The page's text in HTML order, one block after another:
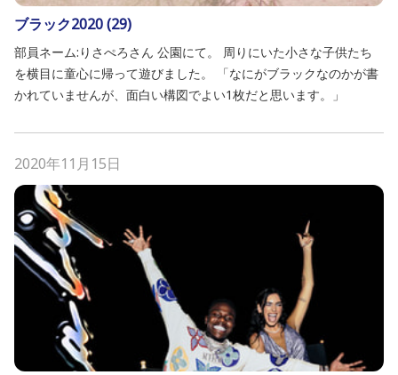
ブラック2020 (29)
部員ネーム:りさぺろさん 公園にて。 周りにいた小さな子供たち
を横目に童心に帰って遊びました。 「なにがブラックなのかが書
かれていませんが、面白い構図でよい1枚だと思います。」
2020年11月15日